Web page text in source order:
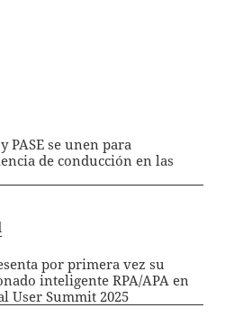
PASE se unen para
de conducción en las
por primera vez su
inteligente RPA/APA en
User Summit 2025